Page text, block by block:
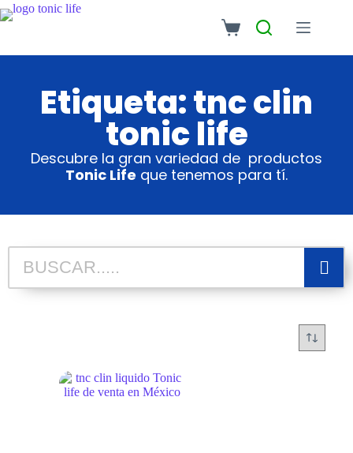
Etiqueta: tnc clin
tonic life
Descubre la gran variedad de productos
Tonic Life que tenemos para tí.